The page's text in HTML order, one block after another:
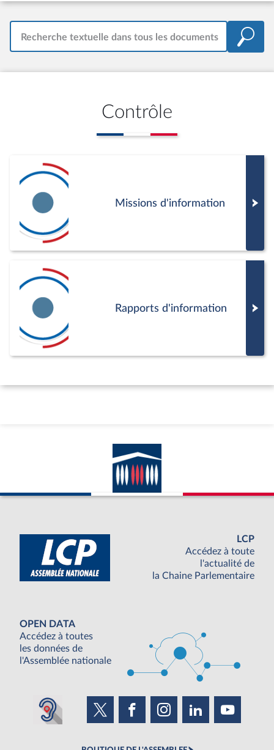
Recherche textuelle dans tous les documents
Contrôle
Missions d'information
Rapports d'information
LCP
Accédez à toute
l'actualité de
la Chaine Parlementaire
OPEN DATA
Accédez à toutes
les données de
l'Assemblée nationale